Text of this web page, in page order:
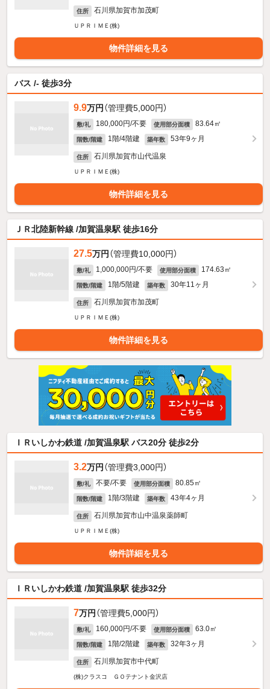
住所 石川県加賀市加茂町
ＵＰＲＩＭＥ(株)
物件詳細を見る
バス /- 徒歩3分
9.9万円 （管理費5,000円）
敷/礼 180,000円/不要 使用部分面積 83.64㎡
階数/階建 1階/4階建 築年数 53年9ヶ月
住所 石川県加賀市山代温泉
ＵＰＲＩＭＥ(株)
物件詳細を見る
ＪＲ北陸新幹線 /加賀温泉駅 徒歩16分
27.5万円 （管理費10,000円）
敷/礼 1,000,000円/不要 使用部分面積 174.63㎡
階数/階建 1階/5階建 築年数 30年11ヶ月
住所 石川県加賀市加茂町
ＵＰＲＩＭＥ(株)
物件詳細を見る
ＩＲいしかわ鉄道 /加賀温泉駅 バス20分 徒歩2分
3.2万円 （管理費3,000円）
敷/礼 不要/不要 使用部分面積 80.85㎡
階数/階建 1階/3階建 築年数 43年4ヶ月
住所 石川県加賀市山中温泉薬師町
ＵＰＲＩＭＥ(株)
物件詳細を見る
ＩＲいしかわ鉄道 /加賀温泉駅 徒歩32分
7万円 （管理費5,000円）
敷/礼 160,000円/不要 使用部分面積 63.0㎡
階数/階建 1階/2階建 築年数 32年3ヶ月
住所 石川県加賀市中代町
(株)クラスコ ＧＯテナント金沢店